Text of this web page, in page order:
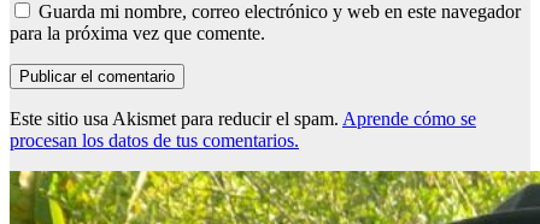
Guarda mi nombre, correo electrónico y web en este navegador
para la próxima vez que comente.
Este sitio usa Akismet para reducir el spam. Aprende cómo se
procesan los datos de tus comentarios.